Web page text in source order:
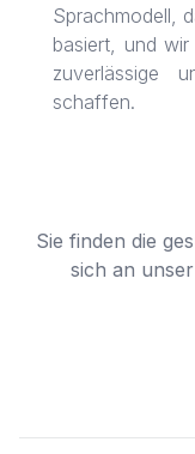
Sprachmodell,
basiert, und
zuverlässige
schaffen.
Sie finden die
sich an unser